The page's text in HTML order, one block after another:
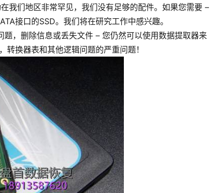
我们地区非常罕见，我们没有足够的配件。如果您需要 –
接口的SSD。我们将在研究工作中感兴趣。
，删除信息或丢失文件 – 您仍然可以使用数据提取器来
换器表和其他逻辑问题的严重问题！